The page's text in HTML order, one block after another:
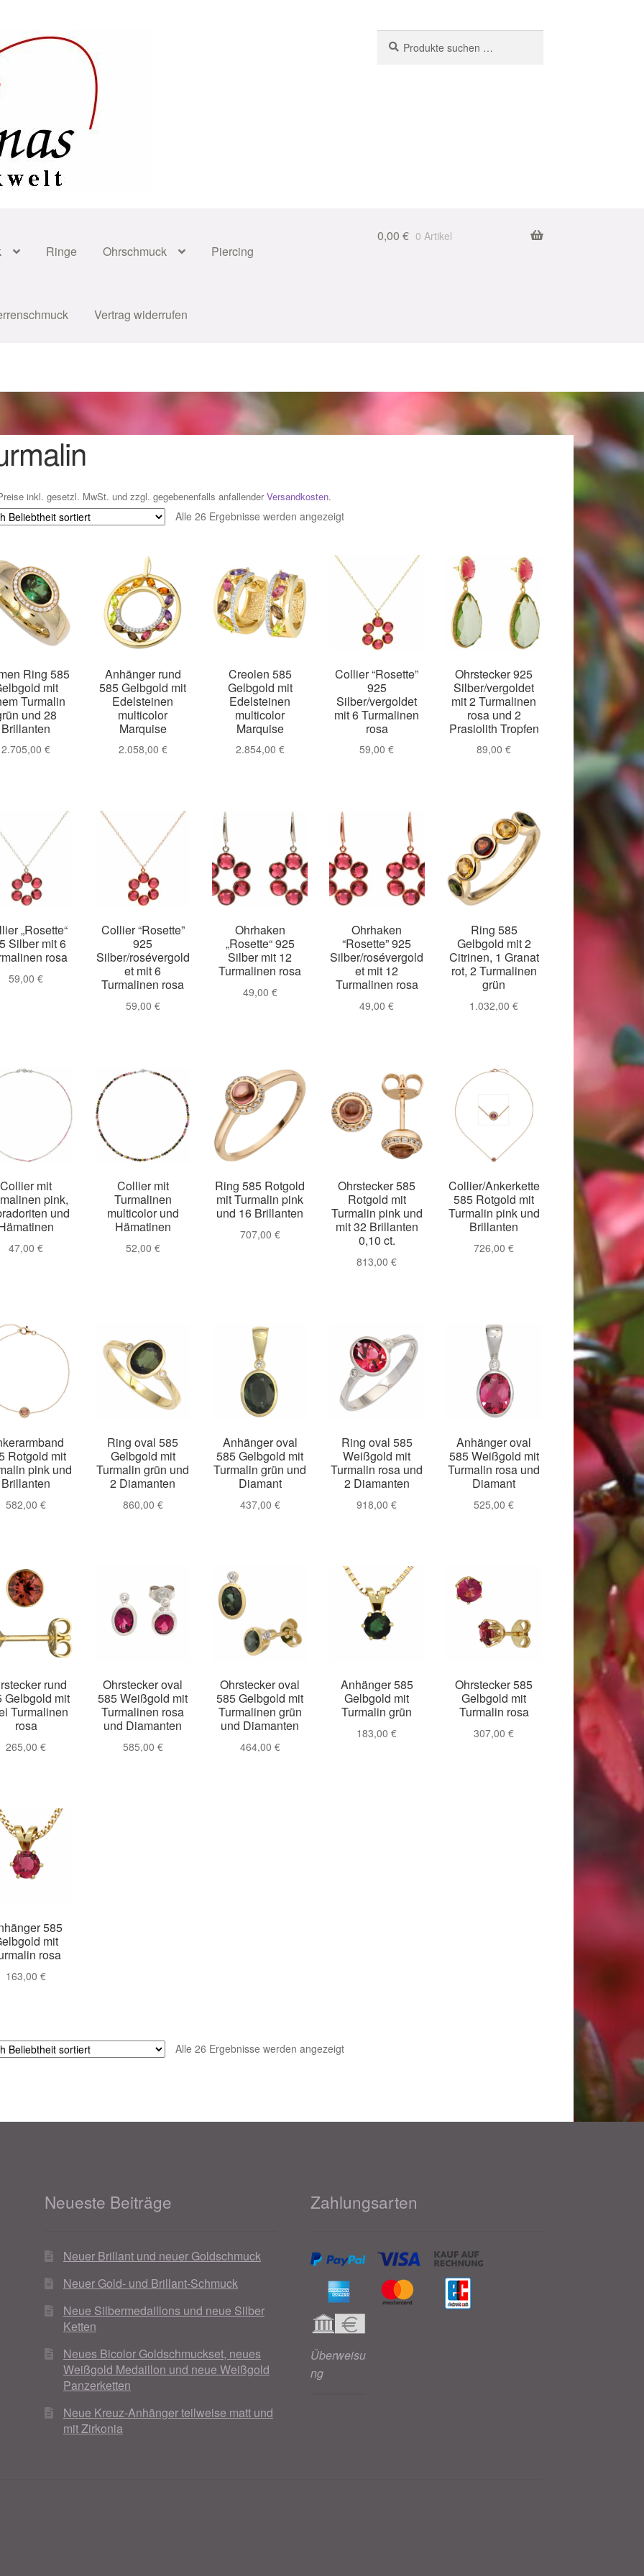
nach:
Ringe Ohrschmuck Piercing
Vertrag widerrufen
für Weihnachten 2023
für Weihnachten 2025
Schmuck online kaufen 2018 Im Gedenken anImpressum
KasseLiefer- und Versandkosten
und Festliches zu Halloween
Magisches und Festliches zu Halloween 2022 Mein Konto
finden für Ostern 2016
finden für Ostern 2018
finden für Ostern 2022Partner Shop Startseite
Geschenke Vertrag widerrufen Warenkorb
2016 Weihnachtsangebote 2017 Weihnachtsangebote 2018
2020Weihnachtsangebote 2021 Widerrufsrecht
0,00 € 0 Artikel
inkl. gesetzl. MwSt. und zzgl. gegebenenfalls anfallenderVersandkosten.
Alle 26 Ergebnisse werden angezeigtNach
Ring 585
mit
Turmalin
und 28
Brillanten
2.705,00€
Anhänger rund
585 Gelbgold mit
Edelsteinen
multicolor
Marquise
2.058,00 €
Creolen 585
Gelbgold mit
Edelsteinen
multicolor
Marquise
2.854,00 €
Collier “Rosette”
925
Silber/vergoldet
mit 6 Turmalinen
rosa
59,00€
Ohrstecker 925
Silber/vergoldet
mit 2 Turmalinen
rosa und 2
Prasiolith Tropfen
89,00€
„Rosette“
Silber mit 6
rosa
59,00€
Collier “Rosette”
925
Silber/rosévergold
et mit 6
Turmalinen rosa
59,00 €
Ohrhaken
„Rosette“ 925
Silber mit 12
Turmalinen rosa
49,00 €
Ohrhaken
“Rosette” 925
Silber/rosévergold
et mit 12
Turmalinen rosa
49,00€
Ring 585
Gelbgold mit 2
Citrinen, 1 Granat
rot, 2 Turmalinen
grün
1.032,00€
Collier mit
pink,
und
47,00€
Collier mit
Turmalinen
multicolor und
Hämatinen
52,00 €
Ring 585 Rotgold
mit Turmalin pink
und 16 Brillanten
707,00 €
Ohrstecker 585
Rotgold mit
Turmalin pink und
mit 32 Brillanten
0,10 ct.
813,00€
Collier/Ankerkette
585 Rotgold mit
Turmalin pink und
Brillanten
726,00€
Rotgold mit
pink und
Brillanten
582,00€
Ring oval 585
Gelbgold mit
Turmalin grün und
2 Diamanten
860,00 €
Anhänger oval
585 Gelbgold mit
Turmalin grün und
Diamant
437,00 €
Ring oval 585
Weißgold mit
Turmalin rosa und
2 Diamanten
918,00€
Anhänger oval
585 Weißgold mit
Turmalin rosa und
Diamant
525,00€
rund
Gelbgold mit
Turmalinen
rosa
265,00€
Ohrstecker oval
585 Weißgold mit
Turmalinen rosa
und Diamanten
585,00 €
Ohrstecker oval
585 Gelbgold mit
Turmalinen grün
und Diamanten
464,00 €
Anhänger 585
Gelbgold mit
Turmalin grün
183,00€
Ohrstecker 585
Gelbgold mit
Turmalin rosa
307,00€
585
mit
rosa
163,00€
Alle 26 Ergebnisse werden angezeigtNach
Neueste Beiträge
Neuer Brillant und neuer Goldschmuck
Neuer Gold- und Brillant-Schmuck
Neue Silbermedaillons und neue Silber
Ketten
Neues Bicolor Goldschmuckset, neues
Weißgold Medaillon und neue Weißgold
Panzerketten
Neue Kreuz-Anhänger teilweise matt und
mit Zirkonia
Zahlungsarten
Überweisu
ng